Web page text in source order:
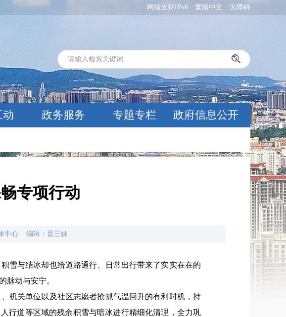
网站支持IPv6 繁體中文 无障碍
动 政务服务 专题专栏 政府信息公开
专项行动
中心 编辑： 晋三妹
雪与结冰却也给道路通行、日常出行带来了实实在在的
脉动与安宁。
机关单位以及社区志愿者抢抓气温回升的有利时机，持
行道等区域的残余积雪与暗冰进行精细化清理，全力巩